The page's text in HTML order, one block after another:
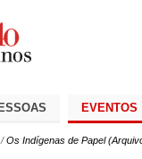
EVENTOS
/Os Indígenas de Papel